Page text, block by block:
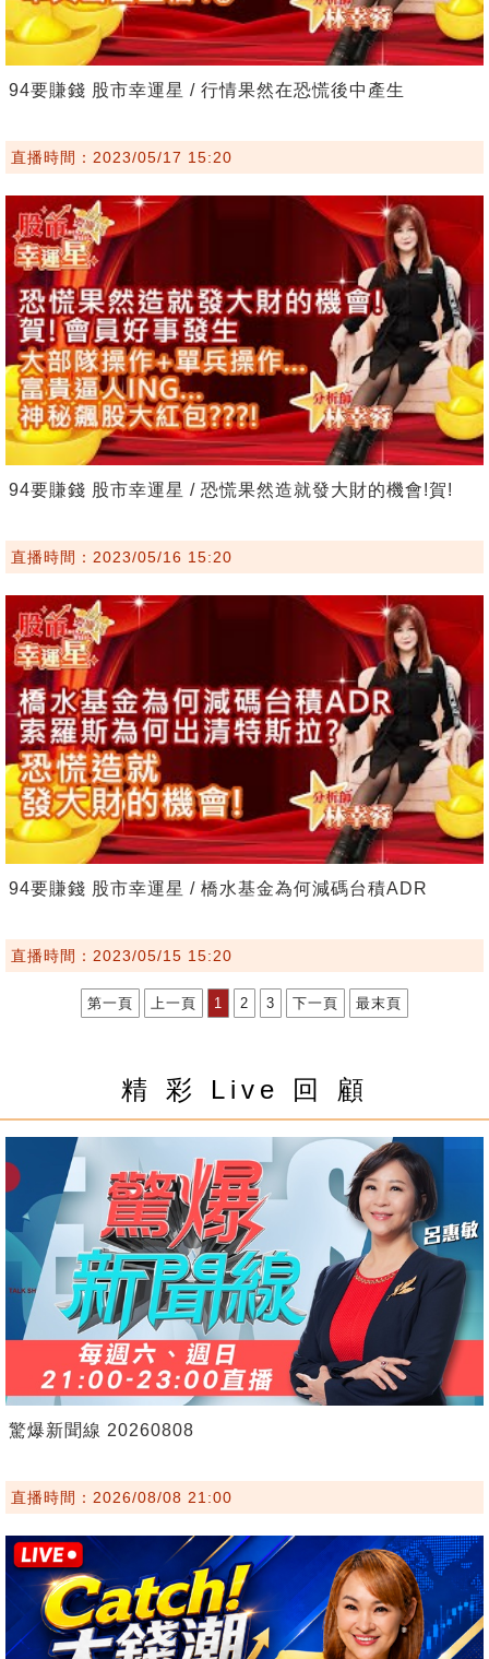
94要賺錢 股市幸運星 / 行情果然在恐慌後中產生
直播時間：2023/05/17 15:20
94要賺錢 股市幸運星 / 恐慌果然造就發大財的機會!賀!
直播時間：2023/05/16 15:20
94要賺錢 股市幸運星 / 橋水基金為何減碼台積ADR
直播時間：2023/05/15 15:20
第一頁 上一頁 1 2 3 下一頁 最末頁
精 彩 Live 回 顧
驚爆新聞線 20260808
直播時間：2026/08/08 21:00